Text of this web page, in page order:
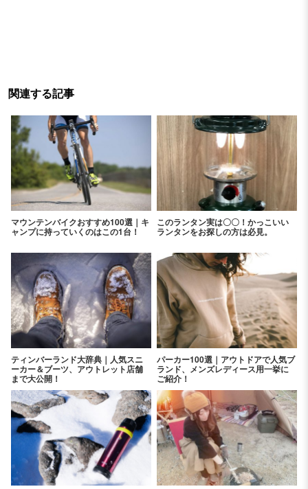
関連する記事
マウンテンバイクおすすめ100選｜キ
ャンプに持っていくのはこの1台！
このランタン実は〇〇！かっこいい
ランタンをお探しの方は必見。
ティンバーランド大辞典｜人気スニ
ーカー＆ブーツ、アウトレット店舗
まで大公開！
パーカー100選｜アウトドアで人気ブ
ランド、メンズレディース用一挙に
ご紹介！